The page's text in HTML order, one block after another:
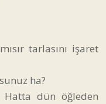
tarlasını işaret
ha?
Hatta dün öğleden